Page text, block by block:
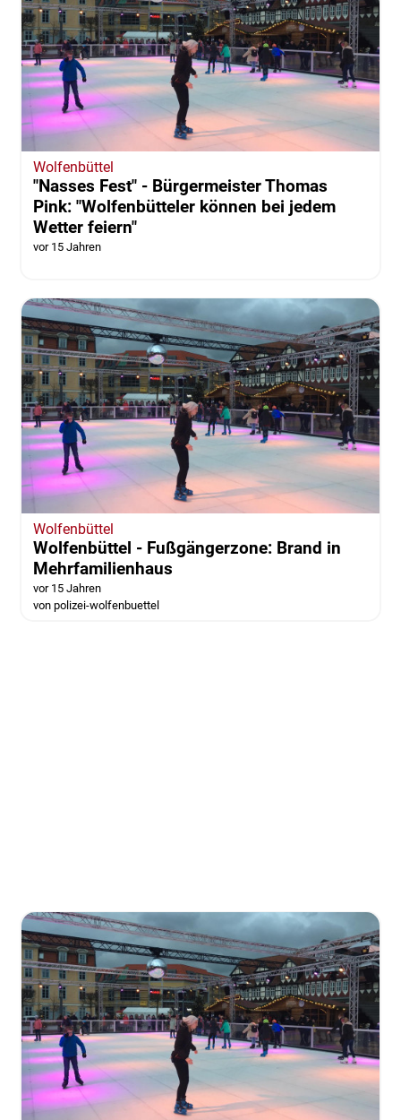
Wolfenbüttel
"Nasses Fest" - Bürgermeister Thomas
Pink: "Wolfenbütteler können bei jedem
Wetter feiern"
vor 15 Jahren
Wolfenbüttel
Wolfenbüttel - Fußgängerzone: Brand in
Mehrfamilienhaus
vor 15 Jahren
von polizei-wolfenbuettel